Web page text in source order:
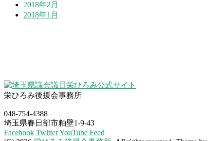
2018年2月
2018年1月
栄ひろみ後援会事務所
048-754-4388
埼玉県春日部市粕壁1-9-43
Facebook TwitterYouTube Feed